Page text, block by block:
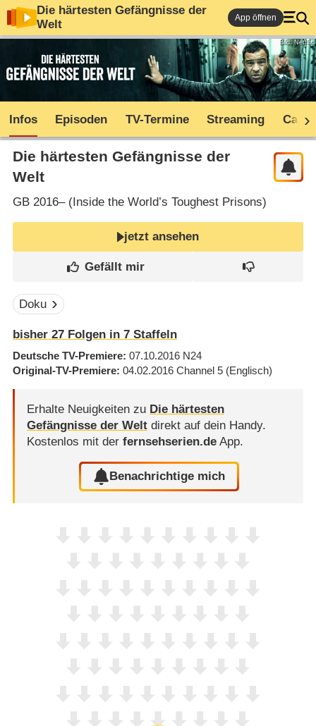
Die härtesten Gefängnisse der
Welt
App öffnen
Bild: Netflix
Infos Episoden TV-Termine Streaming Cast
Die härtesten Gefängnisse der
Welt
GB2016– (Inside the World’s Toughest Prisons)
jetzt ansehen
Doku
bisher 27Folgen in 7Staffeln
Deutsche TV-Premiere 07.10.2016 N24
Original-TV-Premiere 04.02.2016 Channel 5 (Englisch)
Erhalte Neuigkeiten zu Die härtesten
Gefängnisse der Weltdirekt auf dein Handy.
Kostenlos mit der fernsehserien.deApp.
Benachrichtige mich